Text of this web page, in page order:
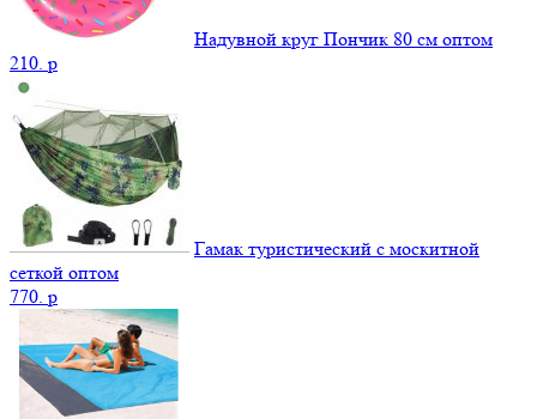
Надувной круг Пончик 80 см оптом
210. p
Гамак туристический с москитной
сеткой оптом
770. p